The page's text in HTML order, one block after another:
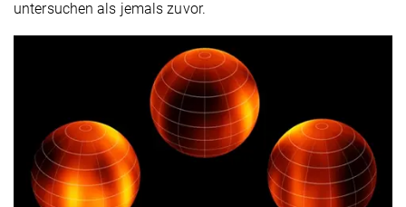
untersuchen als jemals zuvor.